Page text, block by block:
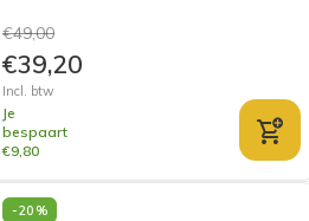
€49,00
€39,20
Incl. btw
Je
bespaart
€9,80
-20%